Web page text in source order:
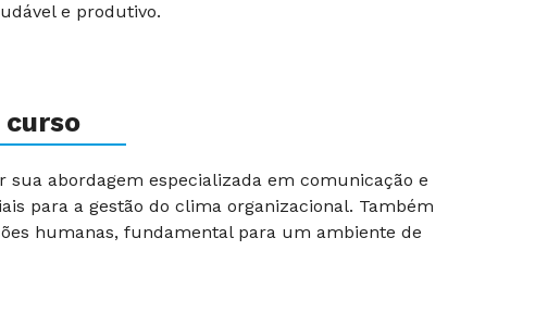
e produtivo.
sua abordagem especializada em comunicação e
para a gestão do clima organizacional. Também
humanas, fundamental para um ambiente de